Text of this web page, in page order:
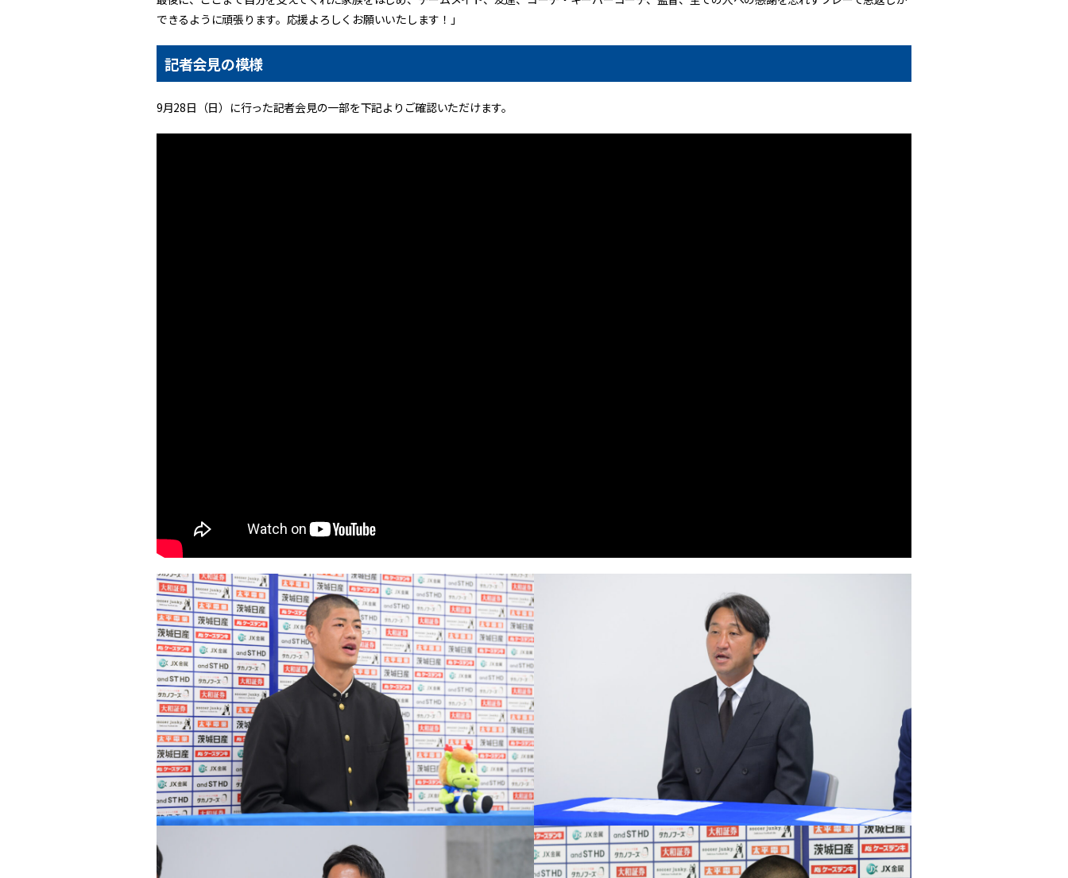
できるように頑張ります。応援よろしくお願いいたします！」
記者会見の模様
9月28日（日）に行った記者会見の一部を下記よりご確認いただけます。